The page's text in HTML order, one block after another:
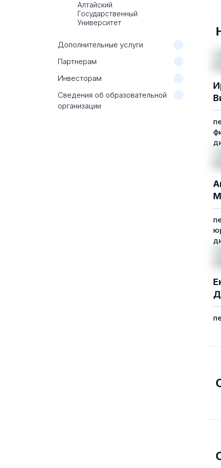
Алтайский
Государственный
Университет
Дополнительные услуги
Партнерам
Инвесторам
Сведения об образовательной
организации